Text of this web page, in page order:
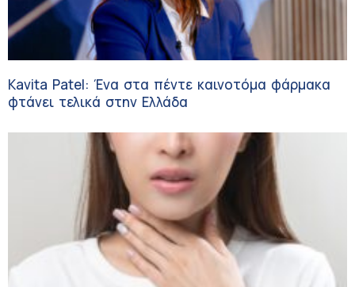
Kavita Patel: Ένα στα πέντε καινοτόμα φάρμακα
φτάνει τελικά στην Ελλάδα